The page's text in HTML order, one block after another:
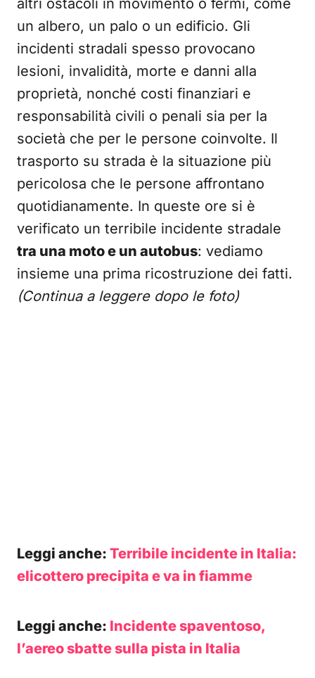
altri ostacoli in movimento o fermi, come
un albero, un palo o un edificio. Gli
incidenti stradali spesso provocano
lesioni, invalidità, morte e danni alla
proprietà, nonché costi finanziari e
responsabilità civili o penali sia per la
società che per le persone coinvolte. Il
trasporto su strada è la situazione più
pericolosa che le persone affrontano
quotidianamente. In queste ore si è
verificato un terribile incidente stradale
tra una moto e un autobus: vediamo
insieme una prima ricostruzione dei fatti.
(Continua a leggere dopo le foto)
Leggi anche: Terribile incidente in Italia:
elicottero precipita e va in fiamme
Leggi anche: Incidente spaventoso,
l’aereo sbatte sulla pista in Italia